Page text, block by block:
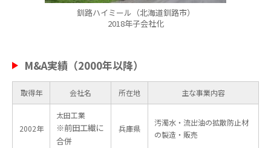
釧路ハイミール（北海道釧路市）
2018年子会社化
M&A実績（2000年以降）
取得年 会社名 所在地 主な事業内容
2002年
太田工業
※前田工繊に
合併
兵庫県
汚濁水・流出油の拡散防止材
の製造・販売